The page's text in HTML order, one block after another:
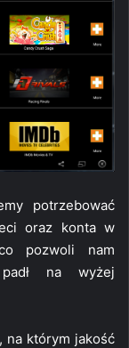
potrzebować
oraz konta w
pozwoli nam
na wyżej
na którym jakość